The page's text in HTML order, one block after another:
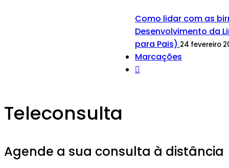
Como lidar com as
Desenvolvimento da
para Pais) 24 fevereiro
Marcações
Teleconsulta
Agende a sua consulta à distância